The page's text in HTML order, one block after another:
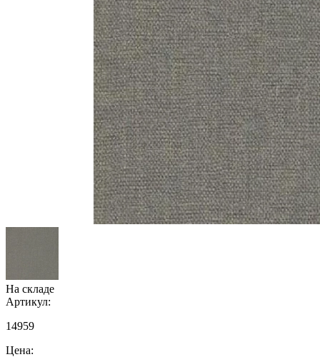
На складе
Артикул:
14959
Цена: